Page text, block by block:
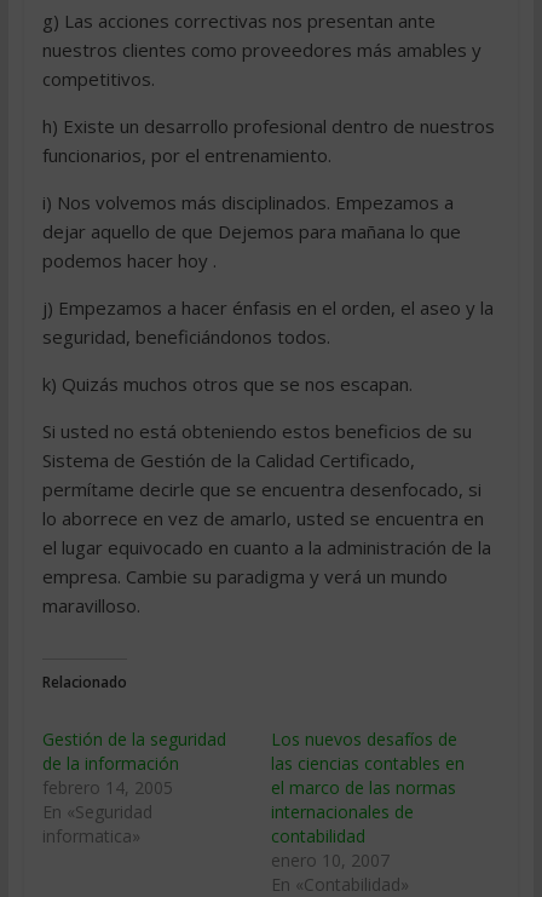
g) Las acciones correctivas nos presentan ante
nuestros clientes como proveedores más amables y
competitivos.
h) Existe un desarrollo profesional dentro de nuestros
funcionarios, por el entrenamiento.
i) Nos volvemos más disciplinados. Empezamos a
dejar aquello de que Dejemos para mañana lo que
podemos hacer hoy .
j) Empezamos a hacer énfasis en el orden, el aseo y la
seguridad, beneficiándonos todos.
k) Quizás muchos otros que se nos escapan.
Si usted no está obteniendo estos beneficios de su
Sistema de Gestión de la Calidad Certificado,
permítame decirle que se encuentra desenfocado, si
lo aborrece en vez de amarlo, usted se encuentra en
el lugar equivocado en cuanto a la administración de la
empresa. Cambie su paradigma y verá un mundo
maravilloso.
Relacionado
Gestión de la seguridad
de la información
febrero 14, 2005
En «Seguridad
informatica»
Los nuevos desafíos de
las ciencias contables en
el marco de las normas
internacionales de
contabilidad
enero 10, 2007
En «Contabilidad»